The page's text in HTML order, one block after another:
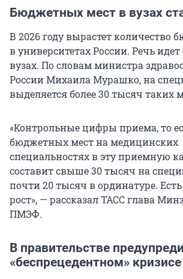
Бюджетных мест в вузах
В 2026 году вырастет количество
в университетах России. Речь
вузах. По словам министра
России Михаила Мурашко, на
выделяется более 30 тысяч таких
«Контрольные цифры приема, то
бюджетных мест на медицинских
специальностях в эту приемную
составит свыше 30 тысяч на
почти 20 тысяч в ординатуре.
рост», — рассказал ТАСС глава
ПМЭФ.
В правительстве
«беспрецедентном» кризисе